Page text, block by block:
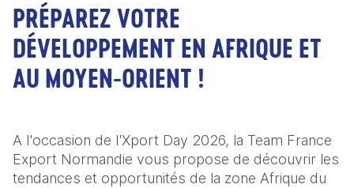
PRÉPAREZ VOTRE
DÉVELOPPEMENT EN AFRIQUE ET
AU MOYEN-ORIENT !
A l'occasion de l'Xport Day 2026, la Team France
Export Normandie vous propose de découvrir les
tendances et opportunités de la zone Afrique du